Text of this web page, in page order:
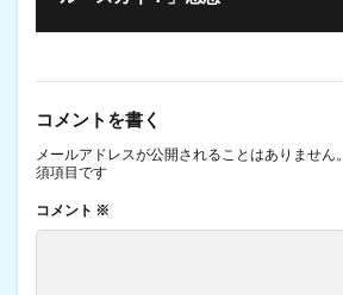
コメントを書く
メールアドレスが公開されることはありません。
須項目です
コメント ※